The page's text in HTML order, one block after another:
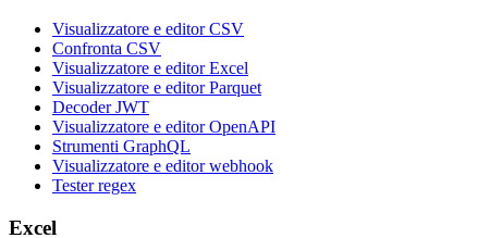
Visualizzatore e editor CSV
Confronta CSV
Visualizzatore e editor Excel
Visualizzatore e editor Parquet
Decoder JWT
Visualizzatore e editor OpenAPI
Strumenti GraphQL
Visualizzatore e editor webhook
Tester regex
Excel